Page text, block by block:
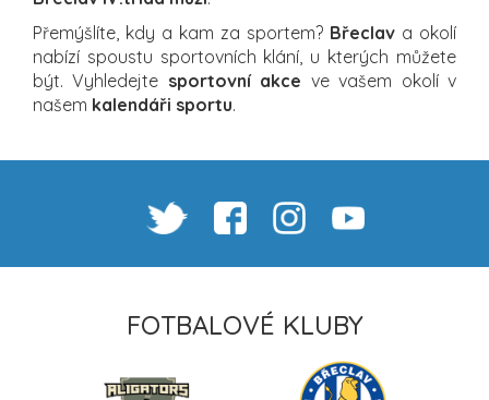
Přemýšlíte, kdy a kam za sportem? Břeclav a okolí
nabízí spoustu sportovních klání, u kterých můžete
být. Vyhledejte sportovní akce ve vašem okolí v
našem kalendáři sportu.
FOTBALOVÉ KLUBY